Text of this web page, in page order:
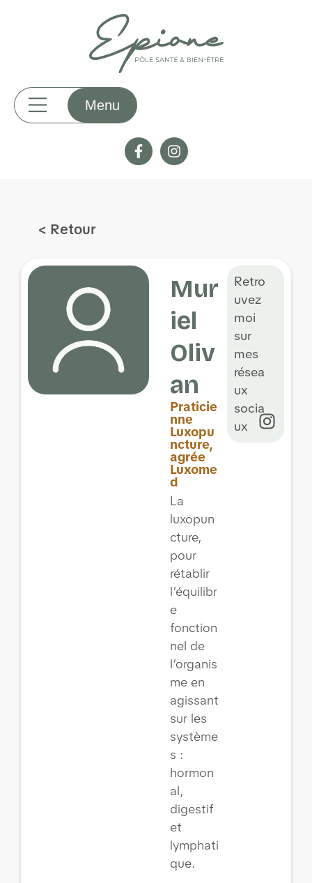
< Retour
Mur
iel
Oliv
an
Praticie
nne
Luxopu
ncture,
agrée
Luxome
d
La
luxopun
cture,
pour
rétablir
l’équilibr
e
fonction
nel de
l’organis
me en
agissant
sur les
système
s :
hormon
al,
digestif
et
lymphati
que.
Retro
uvez
moi
sur
mes
résea
ux
socia
ux